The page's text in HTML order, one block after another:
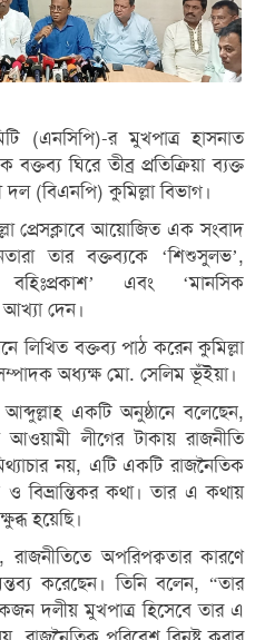
(এনসিপি)-র মুখপাত্র হাসনাত
ঘিরে তীব্র প্রতিক্রিয়া ব্যক্ত
দল (বিএনপি) কুমিল্লা বিভাগ।
প্রেসক্লাবে আয়োজিত এক সংবাদ
তার বক্তব্যকে ‘শিশুসুলভ’,
বহিঃপ্রকাশ’ এবং ‘মানসিক
আখ্যা দেন।
লিখিত বক্তব্য পাঠ করেন কুমিল্লা
অধ্যক্ষ মো. সেলিম ভূঁইয়া।
একটি অনুষ্ঠানে বলেছেন,
আওয়ামী লীগের টাকায় রাজনীতি
নয়, এটি একটি রাজনৈতিক
ও বিভ্রান্তিকর কথা। তার এ কথায়
হয়েছি।
অপরিপক্বতার কারণে
করেছেন। তিনি বলেন, “তার
দলীয় মুখপাত্র হিসেবে তার এ